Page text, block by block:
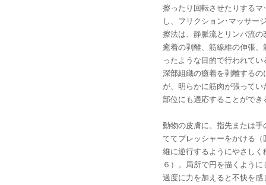
擦ったり回転させたりするマ
し、フリクション･マッサー
擦法は、静脈流とリンパ流
癒着の剥離、筋線維の伸張
ったような目的で行われて
深部組織の癒着を剥離するの
が、明らかに筋肉が張って
部位にも適応することができ
動物の皮膚に、指先または
ててプレッシャーをかける
維に逆行するようにやさしく
６）。局所で円を描くよう
過度に力を加えると不快を